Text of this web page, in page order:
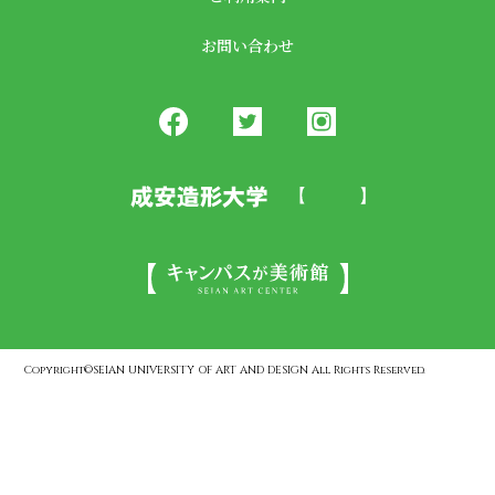
お問い合わせ
Copyright©SEIAN UNIVERSITY OF ART AND DESIGN All Rights Reserved.